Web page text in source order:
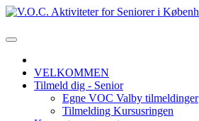
VELKOMMEN
Tilmeld dig - Senior
Egne VOC Valby tilmeldinger
Tilmelding Kursusringen